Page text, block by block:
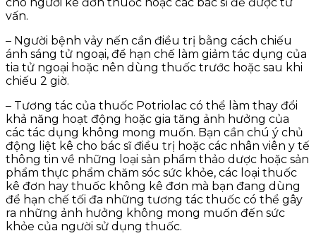
vấn.
– Người bệnh vảy nến cần điều trị bằng cách chiếu
ánh sáng tử ngoại, để hạn chế làm giảm tác dụng của
tia tử ngoại hoặc nên dùng thuốc trước hoặc sau khi
chiếu 2 giờ.
– Tương tác của thuốc Potriolac có thể làm thay đổi
khả năng hoạt động hoặc gia tăng ảnh hưởng của
các tác dụng không mong muốn. Bạn cần chú ý chủ
động liệt kê cho bác sĩ điều trị hoặc các nhân viên y tế
thông tin về những loại sản phẩm thảo dược hoặc sản
phẩm thực phẩm chăm sóc sức khỏe, các loại thuốc
kê đơn hay thuốc không kê đơn mà bạn đang dùng
để hạn chế tối đa những tương tác thuốc có thể gây
ra những ảnh hưởng không mong muốn đến sức
khỏe của người sử dụng thuốc.